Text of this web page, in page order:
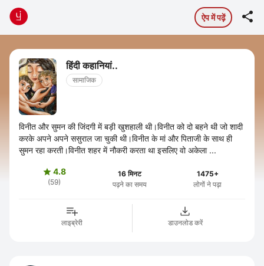
ऐप में पढ़ें 
हिंदी कहानियां..
सामाजिक
विनीत और सुमन की जिंदगी में बड़ी खुशहाली थी।विनीत को दो बहने थी जो शादी
करके अपने अपने ससुराल जा चुकी थी।विनीत के मां और पिताजी के साथ ही
सुमन रहा करती।विनीत शहर में नौकरी करता था इसलिए वो अकेला ...
4.8
(59)
16 मिनट
पढ़ने का समय
1475+
लोगों ने पढ़ा
लाइब्रेरी डाउनलोड करें